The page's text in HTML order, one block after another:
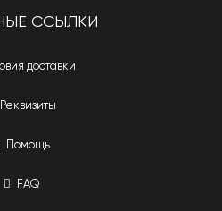
ССЫЛКИ
доставки
Реквизиты
Помощь
FAQ